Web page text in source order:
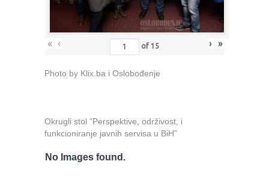
« ‹ of 15 › »
Photo by Klix.ba i Oslobođenje
Okrugli stol ”Perspektive, održivost, i
funkcioniranje javnih servisa u BiH”
No Images found.